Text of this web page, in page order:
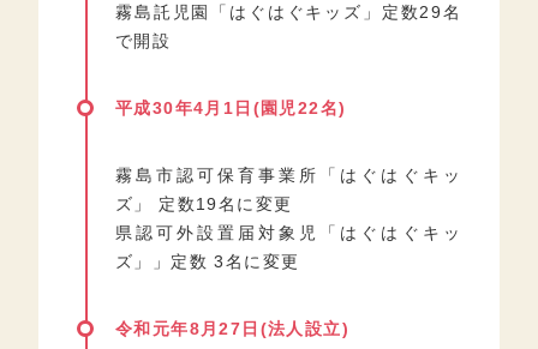
霧島託児園「はぐはぐキッズ」定数29名
で開設
平成30年4月1日(園児22名)
霧島市認可保育事業所「はぐはぐキッ
ズ」 定数19名に変更
県認可外設置届対象児「はぐはぐキッ
ズ」」定数 3名に変更
令和元年8月27日(法人設立)